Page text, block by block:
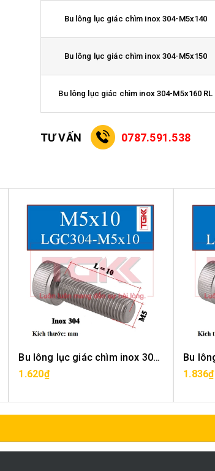
Bu lông lục giác chìm inox 304-M5x140
Bu lông lục giác chìm inox 304-M5x150
Bu lông lục giác chìm inox 304-M5x160 RL
TƯ VẤN 0787.591.538
Bu lông lục giác chìm inox 304-M5x10
1.620₫
1.836₫